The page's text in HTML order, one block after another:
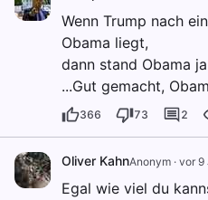
Wenn Trump nach
Obama liegt,
dann stand Obama
...Gut gemacht,
366 73 2
Oliver KahnAnonym · vor 9
Egal wie viel du